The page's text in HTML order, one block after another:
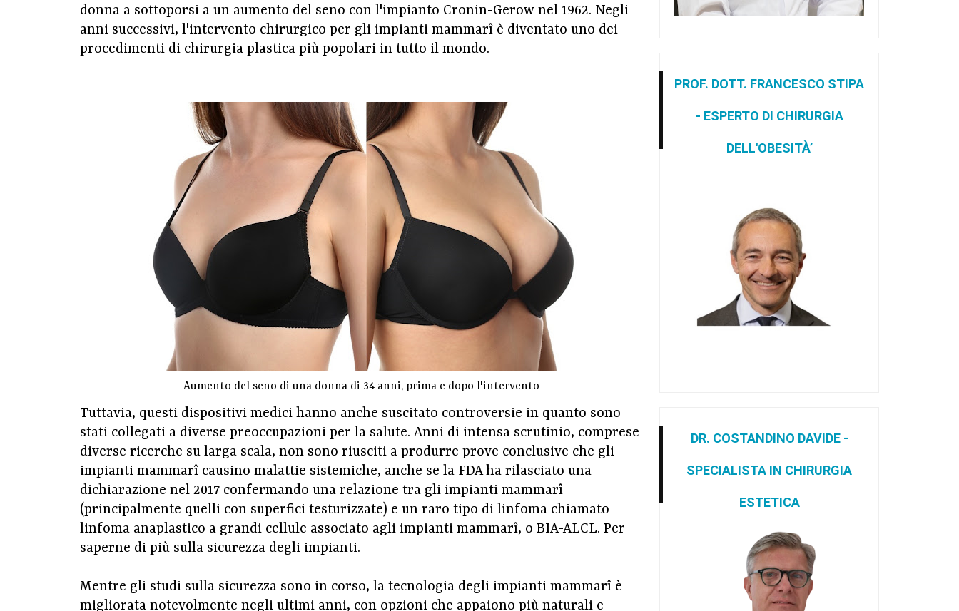
donna a sottoporsi a un aumento del seno con l'impianto Cronin-Gerow nel 1962. Negli
anni successivi, l'intervento chirurgico per gli impianti mammarî è diventato uno dei
procedimenti di chirurgia plastica più popolari in tutto il mondo.
Aumento del seno di una donna di 34 anni, prima e dopo l'intervento
Tuttavia, questi dispositivi medici hanno anche suscitato controversie in quanto sono
stati collegati a diverse preoccupazioni per la salute. Anni di intensa scrutinio, comprese
diverse ricerche su larga scala, non sono riusciti a produrre prove conclusive che gli
impianti mammarî causino malattie sistemiche, anche se la FDA ha rilasciato una
dichiarazione nel 2017 confermando una relazione tra gli impianti mammarî
(principalmente quelli con superfici testurizzate) e un raro tipo di linfoma chiamato
linfoma anaplastico a grandi cellule associato agli impianti mammarî, o BIA-ALCL. Per
saperne di più sulla sicurezza degli impianti.
Mentre gli studi sulla sicurezza sono in corso, la tecnologia degli impianti mammarî è
migliorata notevolmente negli ultimi anni, con opzioni che appaiono più naturali e
PROF. DOTT. FRANCESCO STIPA
- ESPERTO DI CHIRURGIA
DELL'OBESITÀ’
DR. COSTANDINO DAVIDE -
SPECIALISTA IN CHIRURGIA
ESTETICA